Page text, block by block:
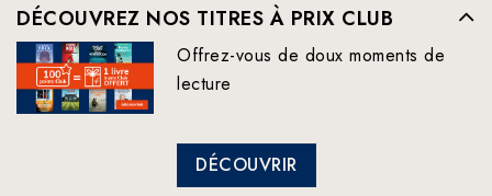
DÉCOUVREZ NOS TITRES À PRIX CLUB
Offrez-vous de doux moments de
lecture
DÉCOUVRIR